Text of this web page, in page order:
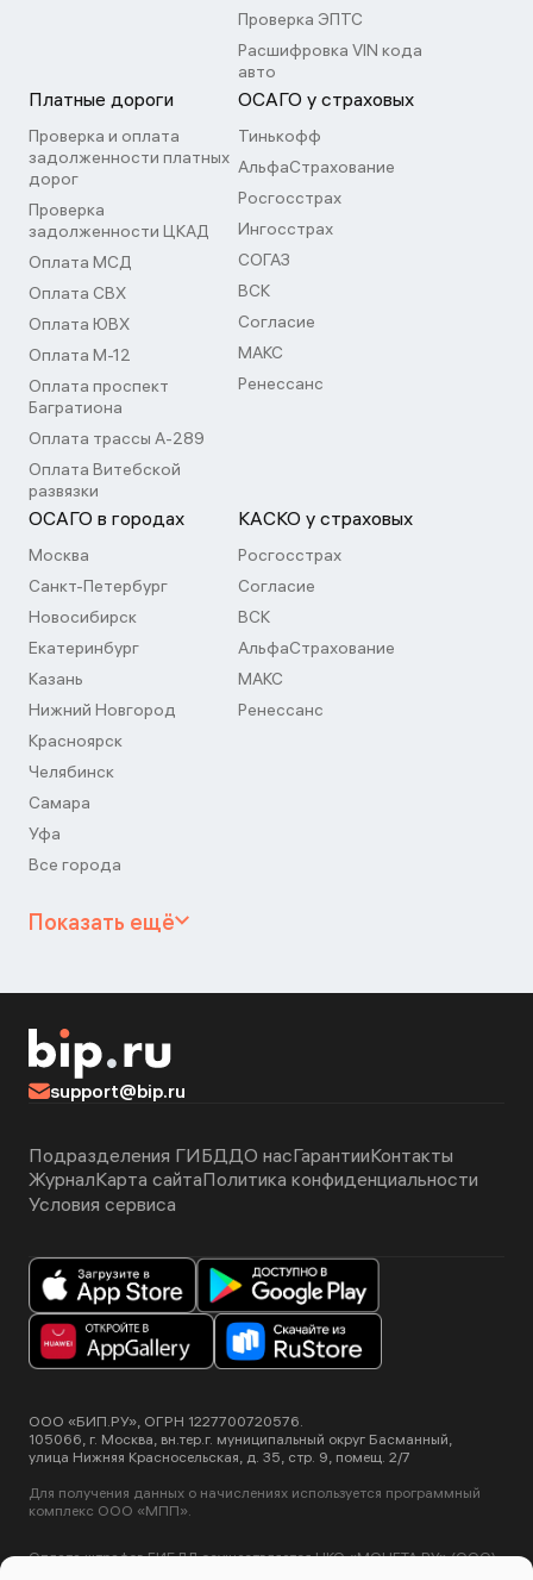
Проверка ЭПТС
Расшифровка VIN кода
авто
Платные дороги
Проверка и оплата
задолженности платных
дорог
Проверка
задолженности ЦКАД
Оплата МСД
Оплата СВХ
Оплата ЮВХ
Оплата М-12
Оплата проспект
Багратиона
Оплата трассы А-289
Оплата Витебской
развязки
ОСАГО у страховых
Тинькофф
АльфаСтрахование
Росгосстрах
Ингосстрах
СОГАЗ
ВСК
Согласие
МАКС
Ренессанс
ОСАГО в городах
Москва
Санкт-Петербург
Новосибирск
Екатеринбург
Казань
Нижний Новгород
Красноярск
Челябинск
Самара
Уфа
Все города
КАСКО у страховых
Росгосстрах
Согласие
ВСК
АльфаСтрахование
МАКС
Ренессанс
Показать ещё
support@bip.ru
Подразделения ГИБДДО насГарантииКонтакты
ЖурналКарта сайтаПолитика конфиденциальности
Условия сервиса
ООО «БИП.РУ», ОГРН 1227700720576.
105066, г. Москва, вн.тер.г. муниципальный округ Басманный,
улица Нижняя Красносельская, д. 35, стр. 9, помещ. 2/7
Для получения данных о начислениях используется программный
комплекс ООО «МПП».
Оплата штрафов ГИБДД осуществляется НКО «МОНЕТА.РУ» (ООО).